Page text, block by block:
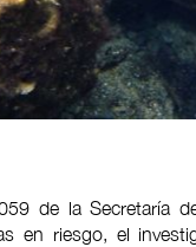
de la Secretaría
en riesgo, el